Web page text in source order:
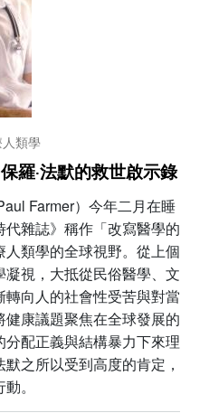
類學
羅‧法默的救世啟示錄
Farmer）今年二月在睡
雜誌》稱作「改寫醫學的
類學的全球視野。從上個
視，大抵從民俗醫學、文
向人的社會性受苦與對當
康議題聚焦在全球發展的
配正義與結構暴力下來理
之所以受到高度的肯定，
。